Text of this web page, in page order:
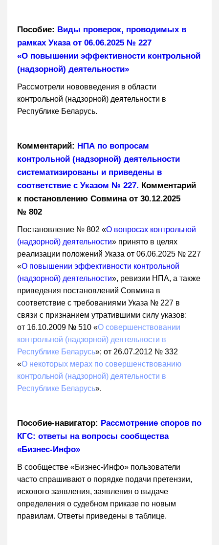
Пособие: Виды проверок, проводимых в
рамках Указа от 06.06.2025 № 227
«О повышении эффективности контрольной
(надзорной) деятельности»
Рассмотрели нововведения в области
контрольной (надзорной) деятельности в
Республике Беларусь.
Комментарий: НПА по вопросам
контрольной (надзорной) деятельности
систематизированы и приведены в
соответствие с Указом № 227. Комментарий
к постановлению Совмина от 30.12.2025
№ 802
Постановление № 802 «О вопросах контрольной
(надзорной) деятельности» принято в целях
реализации положений Указа от 06.06.2025 № 227
«О повышении эффективности контрольной
(надзорной) деятельности», ревизии НПА, а также
приведения постановлений Совмина в
соответствие с требованиями Указа № 227 в
связи с признанием утратившими силу указов:
от 16.10.2009 № 510 «О совершенствовании
контрольной (надзорной) деятельности в
Республике Беларусь»; от 26.07.2012 № 332
«О некоторых мерах по совершенствованию
контрольной (надзорной) деятельности в
Республике Беларусь».
Пособие-навигатор: Рассмотрение споров по
КГС: ответы на вопросы сообщества
«Бизнес-Инфо»
В сообществе «Бизнес-Инфо» пользователи
часто спрашивают о порядке подачи претензии,
искового заявления, заявления о выдаче
определения о судебном приказе по новым
правилам. Ответы приведены в таблице.